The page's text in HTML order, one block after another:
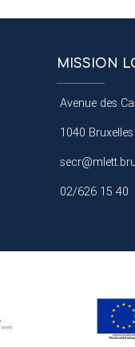
MISSION
Avenue des
1040 Bruxelles
02/626 15 40